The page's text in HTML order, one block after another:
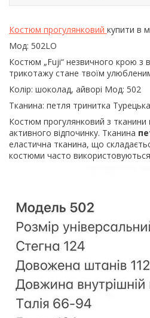
Костюм прогулянковий купити в
Мод: 502LO
Костюм „Fuji“ незвичного крою з
трикотажу стане твоїм
Колір: шоколад, айворі Мод: 502
Тканина: петля тринитка Турецька
Костюм прогулянковий з тканини
активного відпочинку. Тканина
еластична тканина, що
костюми часто